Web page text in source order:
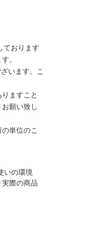
ております
。
います。こ
ますこと
願い致し
単位のこ
いの環境
実際の商品